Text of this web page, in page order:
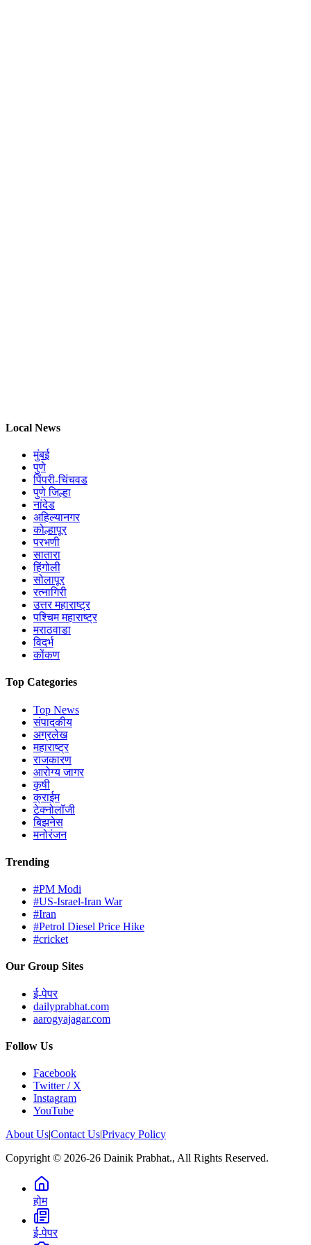
Local News
मुंबई
पुणे
पिंपरी-चिंचवड
पुणे जिल्हा
नांदेड
अहिल्यानगर
कोल्हापूर
परभणी
सातारा
हिंगोली
सोलापूर
रत्नागिरी
उत्तर महाराष्ट्र
पश्चिम महाराष्ट्र
मराठवाडा
विदर्भ
कोंकण
Top Categories
Top News
संपादकीय
अग्रलेख
महाराष्ट्र
राजकारण
आरोग्य जागर
कृषी
क्राईम
टेक्नोलॉजी
बिझनेस
मनोरंजन
Trending
#PM Modi
#US-Israel-Iran War
#Iran
#Petrol Diesel Price Hike
#cricket
Our Group Sites
ई-पेपर
dailyprabhat.com
aarogyajagar.com
Follow Us
Facebook
Twitter / X
Instagram
YouTube
About Us|Contact Us|Privacy Policy
Copyright © 2026-26 Dainik Prabhat., All Rights Reserved.
होम
ई-पेपर